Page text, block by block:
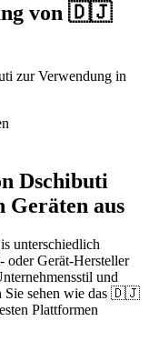
von 🇩🇯
zur Verwendung in
Dschibuti
Geräten aus
unterschiedlich
oder Gerät-Hersteller
und
Sie sehen wie das 🇩🇯
Plattformen